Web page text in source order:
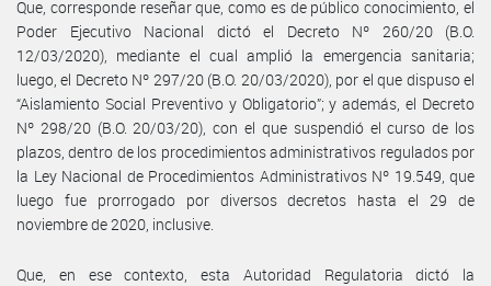
Que, corresponde reseñar que, como es de público conocimiento, el
Poder Ejecutivo Nacional dictó el Decreto Nº 260/20 (B.O.
12/03/2020), mediante el cual amplió la emergencia sanitaria;
luego, el Decreto Nº 297/20 (B.O. 20/03/2020), por el que dispuso el
“Aislamiento Social Preventivo y Obligatorio”; y además, el Decreto
Nº 298/20 (B.O. 20/03/20), con el que suspendió el curso de los
plazos, dentro de los procedimientos administrativos regulados por
la Ley Nacional de Procedimientos Administrativos Nº 19.549, que
luego fue prorrogado por diversos decretos hasta el 29 de
noviembre de 2020, inclusive.
Que, en ese contexto, esta Autoridad Regulatoria dictó la